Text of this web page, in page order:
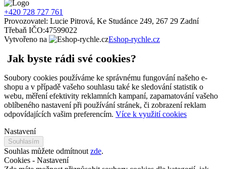
+420 728 727 761
Provozovatel: Lucie Pitrová, Ke Studánce 249, 267 29 Zadní
Třebaň IČO:47599022
Vytvořeno na
Eshop-rychle.cz
Jak byste rádi své cookies?
Soubory cookies používáme ke správnému fungování našeho e-
shopu a v případě vašeho souhlasu také ke sledování statistik o
webu, měření efektivity reklamních kampaní, zapamatování vašeho
oblíbeného nastavení při používání stránek, či zobrazení reklam
odpovídajících vašim preferencím. Více k využití cookies
Nastavení
Souhlasím
Souhlas můžete odmítnout zde.
Cookies - Nastavení